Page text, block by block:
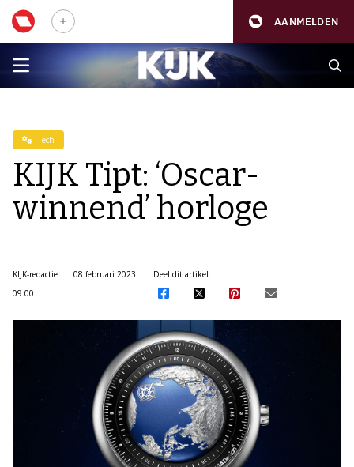
AANMELDEN
Tech
KIJK Tipt: ‘Oscar-
winnend’ horloge
KIJK-redactie
08 februari 2023
09:00
Deel dit artikel: